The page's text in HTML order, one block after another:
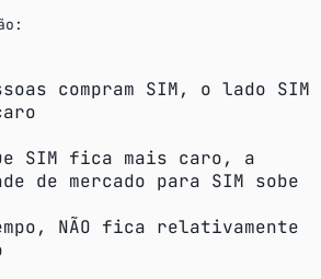
compram SIM, o lado SIM
SIM fica mais caro, a
de mercado para SIM sobe
NÃO fica relativamente